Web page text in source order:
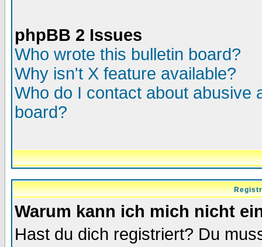
phpBB 2 Issues
Who wrote this bulletin board?
Why isn't X feature available?
Who do I contact about abusive
board?
Warum kann ich mich nicht
Hast du dich registriert? Du